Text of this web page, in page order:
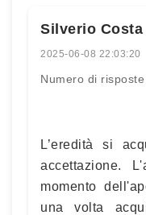
Silverio Costa
2025-06-08 22:03:20
Numero di
L’eredità si
accettazione.
momento
una volta